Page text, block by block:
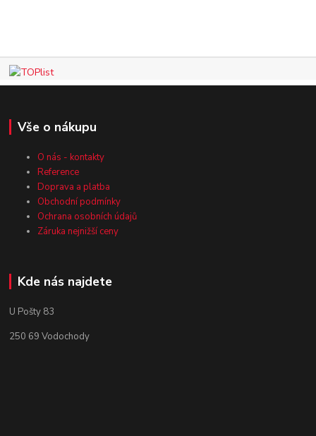
Vše o nákupu
O nás - kontakty
Reference
Doprava a platba
Obchodní podmínky
Ochrana osobních údajů
Záruka nejnižší ceny
Kde nás najdete
U Pošty 83
250 69 Vodochody